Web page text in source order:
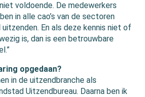
voldoende. De medewerkers
in alle cao’s van de sectoren
uitzenden. En als deze kennis niet of
is, dan is een betrouwbare
opgedaan?
in de uitzendbranche als
Uitzendbureau. Daarna ben ik